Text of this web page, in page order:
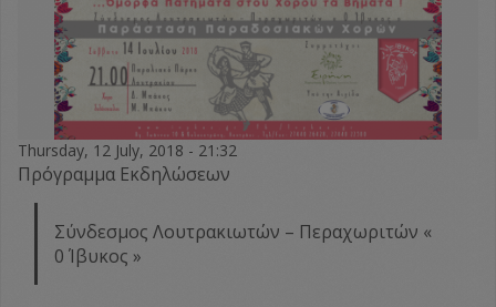
Thursday, 12 July, 2018 - 21:32
Πρόγραμμα Εκδηλώσεων
Σύνδεσμος Λουτρακιωτών – Περαχωριτών «
0 Ίβυκος »